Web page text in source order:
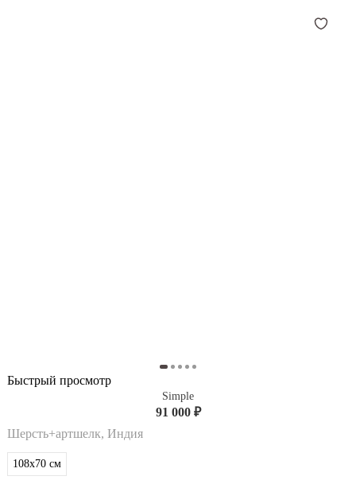
Быстрый просмотр
Simple
91 000 ₽
Шерсть+артшелк, Индия
108x70 см